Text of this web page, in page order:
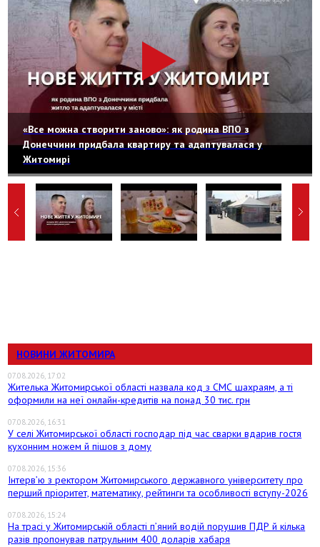
«Все можна створити заново»: як родина ВПО з
Донеччини придбала квартиру та адаптувалася у
Житомирі
НОВИНИ ЖИТОМИРА
07.08.2026, 17:02
Жителька Житомирської області назвала код з СМС шахраям, а ті
оформили на неї онлайн-кредитів на понад 30 тис. грн
07.08.2026, 16:31
У селі Житомирської області господар під час сварки вдарив гостя
кухонним ножем й пішов з дому
07.08.2026, 15:36
Інтерв’ю з ректором Житомирського державного університету про
перший пріоритет, математику, рейтинги та особливості вступу-2026
07.08.2026, 15:24
На трасі у Житомирській області п’яний водій порушив ПДР й кілька
разів пропонував патрульним 400 доларів хабаря